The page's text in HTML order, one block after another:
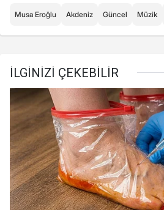
Musa Eroğlu Akdeniz Güncel Müzik